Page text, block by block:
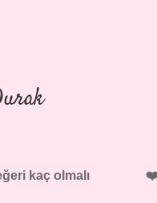
kaç olmalı